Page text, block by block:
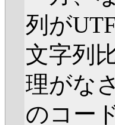
列が
文字列
理がな
のコー